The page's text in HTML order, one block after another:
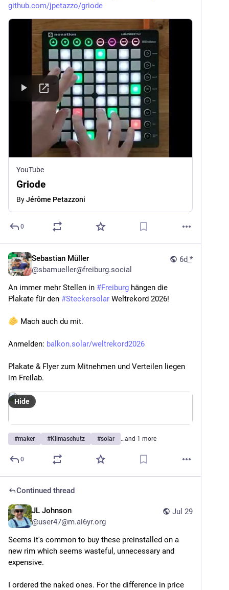
github.com/jpetazzo/griode
YouTube
Griode
ByJérôme Petazzoni
0
6d *
Sebastian Müller
@sbamueller@freiburg.social
An immer mehr Stellen in #Freiburg hängen die
Plakate für den #Steckersolar Weltrekord 2026!
Mach auch du mit.
Anmelden: balkon.solar/weltrekord2026
Plakate & Flyer zum Mitnehmen und Verteilen liegen
im Freilab.
Hide
#maker #Klimaschutz #solar …and 1 more
0
Continued thread
Jul 29
JL Johnson
@user47@m.ai6yr.org
Seems it's common to buy these preinstalled on a
new rim which seems wasteful, unnecessary and
expensive.
I ordered the naked ones. For the difference in price